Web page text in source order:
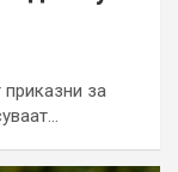
за